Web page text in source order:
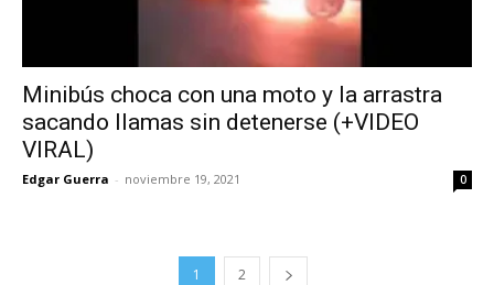
Minibús choca con una moto y la arrastra
sacando llamas sin detenerse (+VIDEO
VIRAL)
Edgar Guerra - noviembre 19, 2021 0
1 2